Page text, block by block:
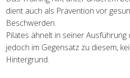
dient auch als Prävention vor
Beschwerden.
Pilates ähnelt in seiner
jedoch im Gegensatz zu diesem,
Hintergrund.